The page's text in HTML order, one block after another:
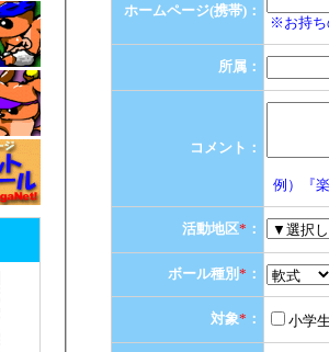
ホームページ(携帯)：
※お持ち
所属：
コメント：
例）『
活動地区* ：
ボール種別 * ：
対象* ： 小学